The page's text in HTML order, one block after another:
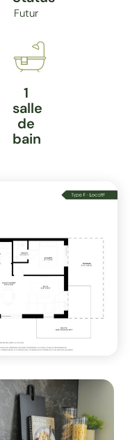
Futur
1
salle
de
bain